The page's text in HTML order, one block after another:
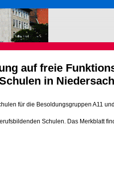
auf freie
in
für die Besoldungsgruppen A11
Schulen. Das Merkblatt